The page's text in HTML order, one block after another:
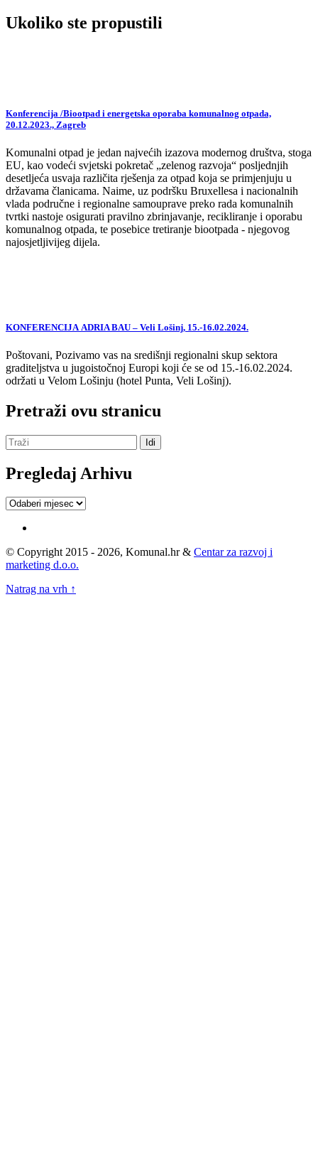
Ukoliko ste propustili
Konferencija /Biootpad i energetska oporaba komunalnog otpada,
20.12.2023., Zagreb
Komunalni otpad je jedan najvećih izazova modernog društva, stoga
EU, kao vodeći svjetski pokretač „zelenog razvoja“ posljednjih
desetljeća usvaja različita rješenja za otpad koja se primjenjuju u
državama članicama. Naime, uz podršku Bruxellesa i nacionalnih
vlada područne i regionalne samouprave preko rada komunalnih
tvrtki nastoje osigurati pravilno zbrinjavanje, recikliranje i oporabu
komunalnog otpada, te posebice tretiranje biootpada - njegovog
najosjetljivijeg dijela.
KONFERENCIJA ADRIA BAU – Veli Lošinj, 15.-16.02.2024.
Poštovani, Pozivamo vas na središnji regionalni skup sektora
graditeljstva u jugoistočnoj Europi koji će se od 15.-16.02.2024.
održati u Velom Lošinju (hotel Punta, Veli Lošinj).
Pretraži ovu stranicu
Pregledaj Arhivu
Pregledaj
© Copyright 2015 - 2026, Komunal.hr & Centar za razvoj i
marketing d.o.o.
Natrag na vrh ↑